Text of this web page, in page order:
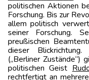
politischen Aktionen
Forschung. Bis zur
allem politisch
seiner Forschung.
preußischen
dieser
(„Berliner Zustände“)
politischen Geist
rechtfertigt an